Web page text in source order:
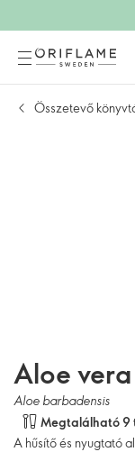
Összetevő
Aloe vera
Aloe barbadensis
Megtalálható 9
A hűsítő és nyugtató